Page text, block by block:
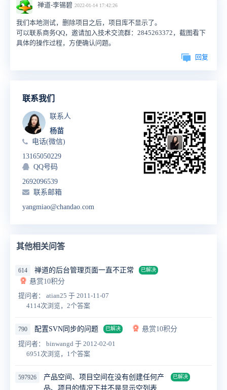
禅道-李锡碧 2022-01-14 17:42:26
我们本地测试，删除项目之后，项目库不显示了。
可以联系商务QQ，邀请加入技术交流群：2845263372，截图看下
具体的操作过程，方便确认问题。
回复
联系我们
联系人
杨苗
电话(微信)
13165050229
QQ号码
2692096539
联系邮箱
yangmiao@chandao.com
其他相关问答
614 禅道的后台管理页面一直不正常 已解决
悬赏10积分
提问者： atian25 于 2011-11-07
4114次浏览，2个答案
790 配置SVN同步的问题 已解决
悬赏10积分
提问者： binwangd 于 2012-02-01
6951次浏览，1个答案
597926
产品空间、项目空间在没有创建任何产
品、项目的情况下并不是显示空列表
已解决